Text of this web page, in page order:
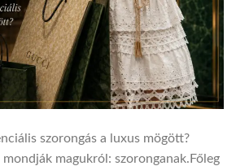
szorongás a luxus mögött?
magukról: szoronganak.Főleg